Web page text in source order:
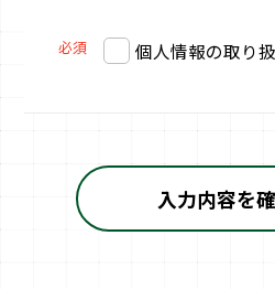
必須 個人情報の取り
入力内容を